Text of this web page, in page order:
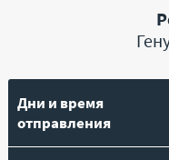
Дни и время
отправления